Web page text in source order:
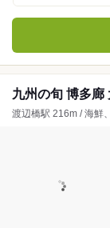
九州の旬 博多廊
渡辺橋駅 216m / 海鮮